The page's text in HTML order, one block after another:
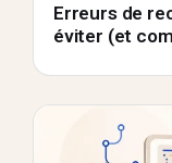
Erreurs de
éviter (et